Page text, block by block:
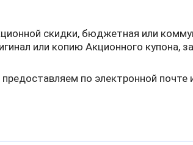
скидки, бюджетная или
или копию Акционного купона,
по электронной почте